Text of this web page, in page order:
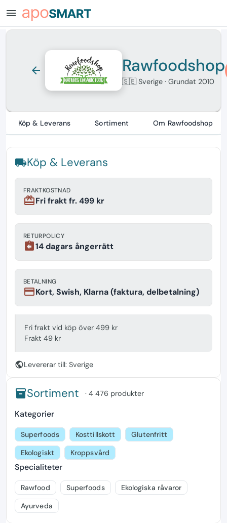
menu
arrow_back Rawfoodshop
🇸🇪 Sverige · Grundat 2010
Köp & Leverans Sortiment Om Rawfoodshop
local_shippingKöp & Leverans
FRAKTKOSTNAD
redeemFri frakt fr. 499 kr
RETURPOLICY
assignment_return14 dagars ångerrätt
BETALNING
paymentKort, Swish, Klarna (faktura, delbetalning)
Fri frakt vid köp över 499 kr
Frakt 49 kr
publicLevererar till: Sverige
inventorySortiment · 4 476 produkter
Kategorier
Superfoods Kosttillskott
Glutenfritt
Ekologiskt
Kroppsvård
Specialiteter
Rawfood Superfoods
Ekologiska råvaror
Ayurveda